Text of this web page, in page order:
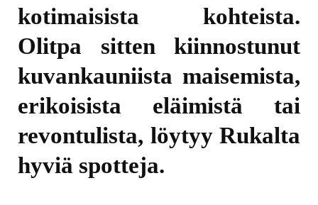
kotimaisista kohteista.
Olitpa sitten kiinnostunut
kuvankauniista maisemista,
erikoisista eläimistä tai
revontulista, löytyy Rukalta
hyviä spotteja.